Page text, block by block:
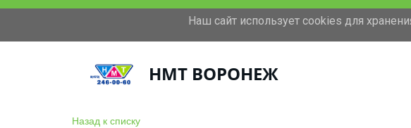
Московский проспект 11
НМТ ВОРОНЕЖ
Назад к списку
Наш сайт использует cookies для